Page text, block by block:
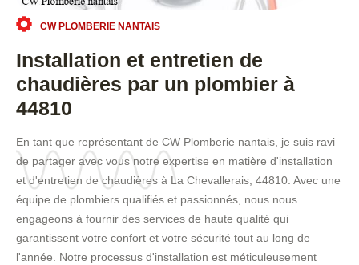
CW PLOMBERIE NANTAIS
Installation et entretien de
chaudières par un plombier à
44810
En tant que représentant de CW Plomberie nantais, je suis ravi
de partager avec vous notre expertise en matière d'installation
et d'entretien de chaudières à La Chevallerais, 44810. Avec une
équipe de plombiers qualifiés et passionnés, nous nous
engageons à fournir des services de haute qualité qui
garantissent votre confort et votre sécurité tout au long de
l'année. Notre processus d'installation est méticuleusement